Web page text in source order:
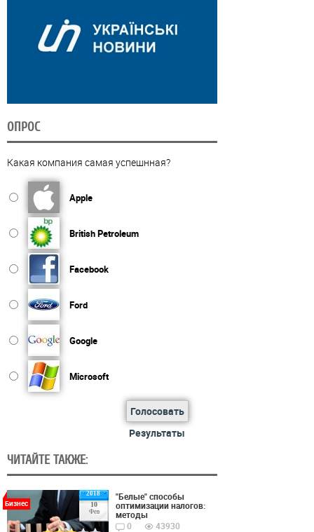
ОПРОС
Какая компания самая успешнная?
Apple
British Petroleum
Facebook
Ford
Google
Microsoft
Голосовать
Результаты
ЧИТАЙТЕ ТАКЖЕ:
2018
10
Фев
Бизнес
"Белые" способы
оптимизации налогов:
методы
0
43930